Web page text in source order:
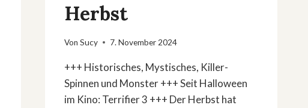
Herbst
Von Sucy 7. November 2024
+++ Historisches, Mystisches, Killer-
Spinnen und Monster +++ Seit Halloween
im Kino: Terrifier 3 +++ Der Herbst hat